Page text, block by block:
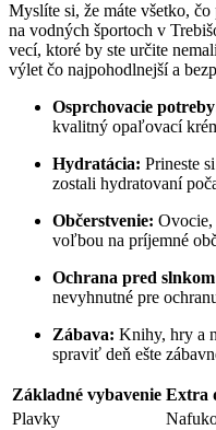
Myslíte si, že máte všetko,
na vodných športoch v
vecí, ktoré by ste určite⁣
výlet čo najpohodlnejší a
Osprchovacie
kvalitný ⁤opaľovací
Hydratácia: Prineste
zostali hydratovaní
Občerstvenie: Ovocie,
voľbou na príjemné
Ochrana pred
nevyhnutné pre⁣
Zábava: Knihy, hry a
spraviť deň ešte
Základné vybavenie Extra
Plavky